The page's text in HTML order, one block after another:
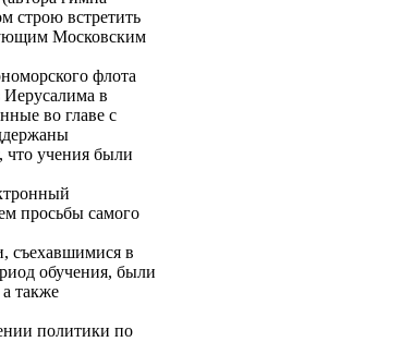
строю встретить
Московским
флота
в
во главе с
что учения были
просьбы самого
съехавшимися в
обучения, были
также
политики по